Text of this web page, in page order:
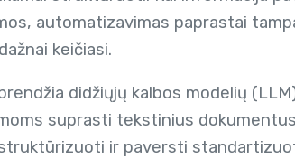
automatizavimas paprastai
keičiasi.
didžiųjų kalbos modelių
suprasti tekstinius
ir paversti